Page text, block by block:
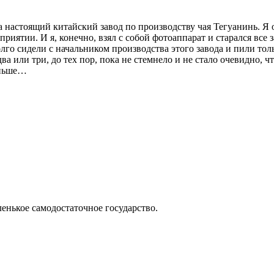
китайский завод по производству чая Тегуанинь. Я
И я, конечно, взял с собой фотоаппарат и старался
сидели с начальником производства этого завода и пили
или три, до тех пор, пока не стемнело и не стало очевидно,
самодостаточное государство.